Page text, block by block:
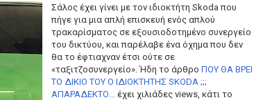
Σάλος έχει γίνει με τον ιδιοκτήτη Skoda που
πήγε για μια απλή επισκευή ενός απλού
τρακαρίσματος σε εξουσιοδοτημένο συνεργείο
του δικτύου, και παρέλαβε ένα όχημα που δεν
θα το έφτιαχναν έτσι ούτε σε
«ταξιτζοσυνεργείο». Ήδη το άρθρο ΠΟΥ ΘΑ ΒΡΕΙ
ΤΟ ΔΙΚΙΟ ΤΟΥ Ο ΙΔΙΟΚΤΗΤΗΣ SKODA ;;;
ΑΠΑΡΑΔΕΚΤΟ...έχει χιλιάδες views, κάτι το